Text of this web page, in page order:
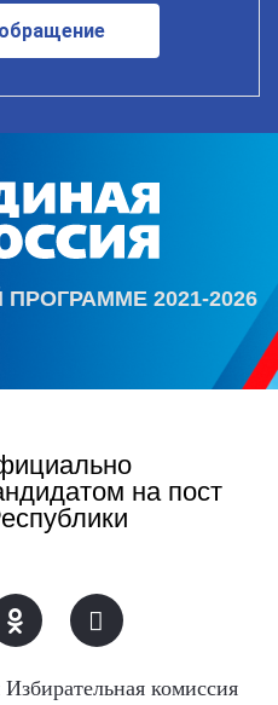
2021-2026
на пост
комиссия